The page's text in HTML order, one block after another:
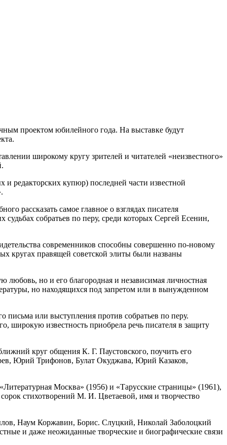
проектом юбилейного года. На выставке будут
широкому кругу зрителей и читателей «неизвестного»
редакторских купюр) последней части известной
рассказать самое главное о взглядах писателя
судьбах собратьев по перу, среди которых Сергей Есенин,
современников способны совершенно по-новому
кругах правящей советской элиты были названы
любовь, но и его благородная и независимая личностная
но находящихся под запретом или в вынужденном
или выступления против собратьев по перу.
известность приобрела речь писателя в защиту
круг общения К. Г. Паустовского, поучить его
Юрий Трифонов, Булат Окуджава, Юрий Казаков,
Москва» (1956) и «Тарусские страницы» (1961),
стихотворений М. И. Цветаевой, имя и творчество
Наум Коржавин, Борис. Слуцкий, Николай Заболоцкий
и даже неожиданные творческие и биографические связи